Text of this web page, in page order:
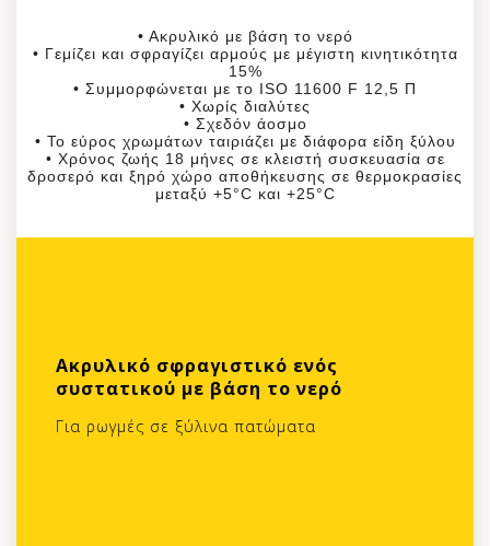
• Ακρυλικό με βάση το νερό
• Γεμίζει και σφραγίζει αρμούς με μέγιστη κινητικότητα
15%
• Συμμορφώνεται με το ISO 11600 F 12,5 Π
• Χωρίς διαλύτες
• Σχεδόν άοσμο
• Το εύρος χρωμάτων ταιριάζει με διάφορα είδη ξύλου
• Χρόνος ζωής 18 μήνες σε κλειστή συσκευασία σε
δροσερό και ξηρό χώρο αποθήκευσης σε θερμοκρασίες
μεταξύ +5°C και +25°C
Ακρυλικό σφραγιστικό ενός
συστατικού με βάση το νερό
Για ρωγμές σε ξύλινα πατώματα